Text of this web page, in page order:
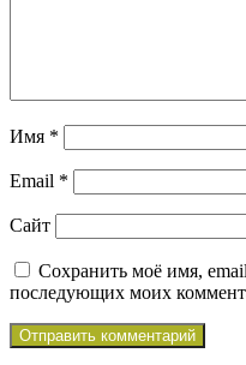
Имя *
Email *
Сайт
Сохранить моё имя,
последующих моих